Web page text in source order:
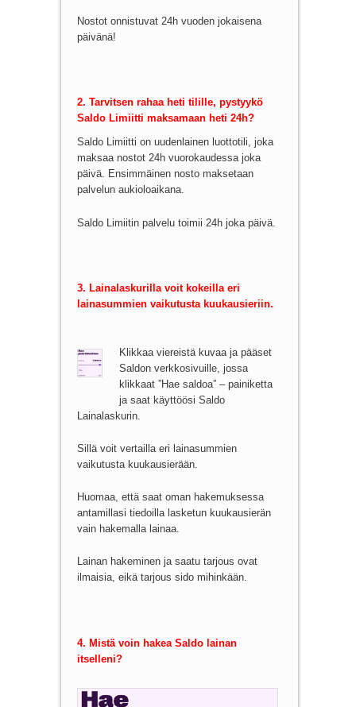
Nostot onnistuvat 24h vuoden jokaisena
päivänä!
2. Tarvitsen rahaa heti tilille, pystyykö
Saldo Limiitti maksamaan heti 24h?
Saldo Limiitti on uudenlainen luottotili, joka
maksaa nostot 24h vuorokaudessa joka
päivä. Ensimmäinen nosto maksetaan
palvelun aukioloaikana.
Saldo Limiitin palvelu toimii 24h joka päivä.
3. Lainalaskurilla voit kokeilla eri
lainasummien vaikutusta kuukausieriin.
Klikkaa viereistä kuvaa ja pääset
Saldon verkkosivuille, jossa
klikkaat ”Hae saldoa” – painiketta
ja saat käyttöösi Saldo
Lainalaskurin.
Sillä voit vertailla eri lainasummien
vaikutusta kuukausierään.
Huomaa, että saat oman hakemuksessa
antamillasi tiedoilla lasketun kuukausierän
vain hakemalla lainaa.
Lainan hakeminen ja saatu tarjous ovat
ilmaisia, eikä tarjous sido mihinkään.
4. Mistä voin hakea Saldo lainan
itselleni?